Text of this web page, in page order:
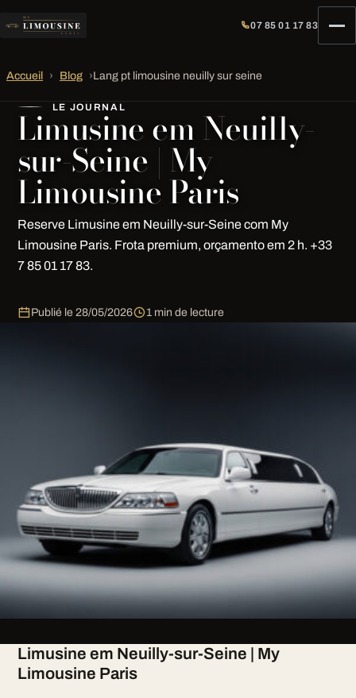
07 85 01 17 83
Accueil › Blog ›Lang pt limousine neuilly sur seine
LE JOURNAL
Limusine em Neuilly-
sur-Seine | My
Limousine Paris
Reserve Limusine em Neuilly-sur-Seine com My
Limousine Paris. Frota premium, orçamento em 2 h. +33
7 85 01 17 83.
Publié le 28/05/2026 1 min de lecture
Limusine em Neuilly-sur-Seine | My
Limousine Paris